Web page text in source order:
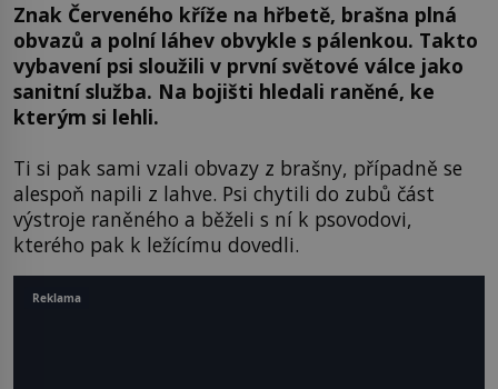
Znak Červeného kříže na hřbetě, brašna plná
obvazů a polní láhev obvykle s pálenkou. Takto
vybavení psi sloužili v první světové válce jako
sanitní služba. Na bojišti hledali raněné, ke
kterým si lehli.
Ti si pak sami vzali obvazy z brašny, případně se
alespoň napili z lahve. Psi chytili do zubů část
výstroje raněného a běželi s ní k psovodovi,
kterého pak k ležícímu dovedli.
Reklama